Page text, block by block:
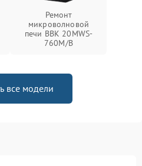
Ремонт
микроволновой
печи BBK 20MWS-
760M/B
все модели